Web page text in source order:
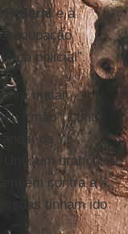
e à
policial”.
matar.
irmão”, conta
anos, os
um branco,
contra a
tinham ido